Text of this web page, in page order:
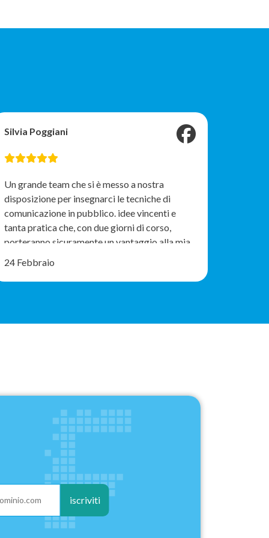
Silvia Poggiani
Un grande team che si è messo a nostra
disposizione per insegnarci le tecniche di
comunicazione in pubblico. idee vincenti e
tanta pratica che, con due giorni di corso,
porteranno sicuramente un vantaggio alla mia
24 Febbraio
iscriviti